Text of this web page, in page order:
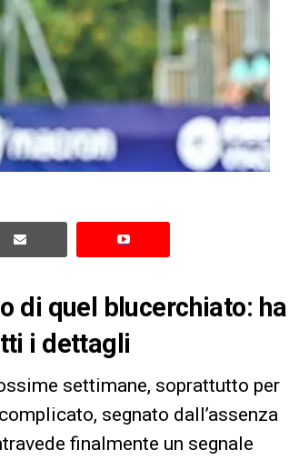
di quel blucerchiato: ha
i dettagli
settimane, soprattutto per
segnato dall’assenza
finalmente un segnale